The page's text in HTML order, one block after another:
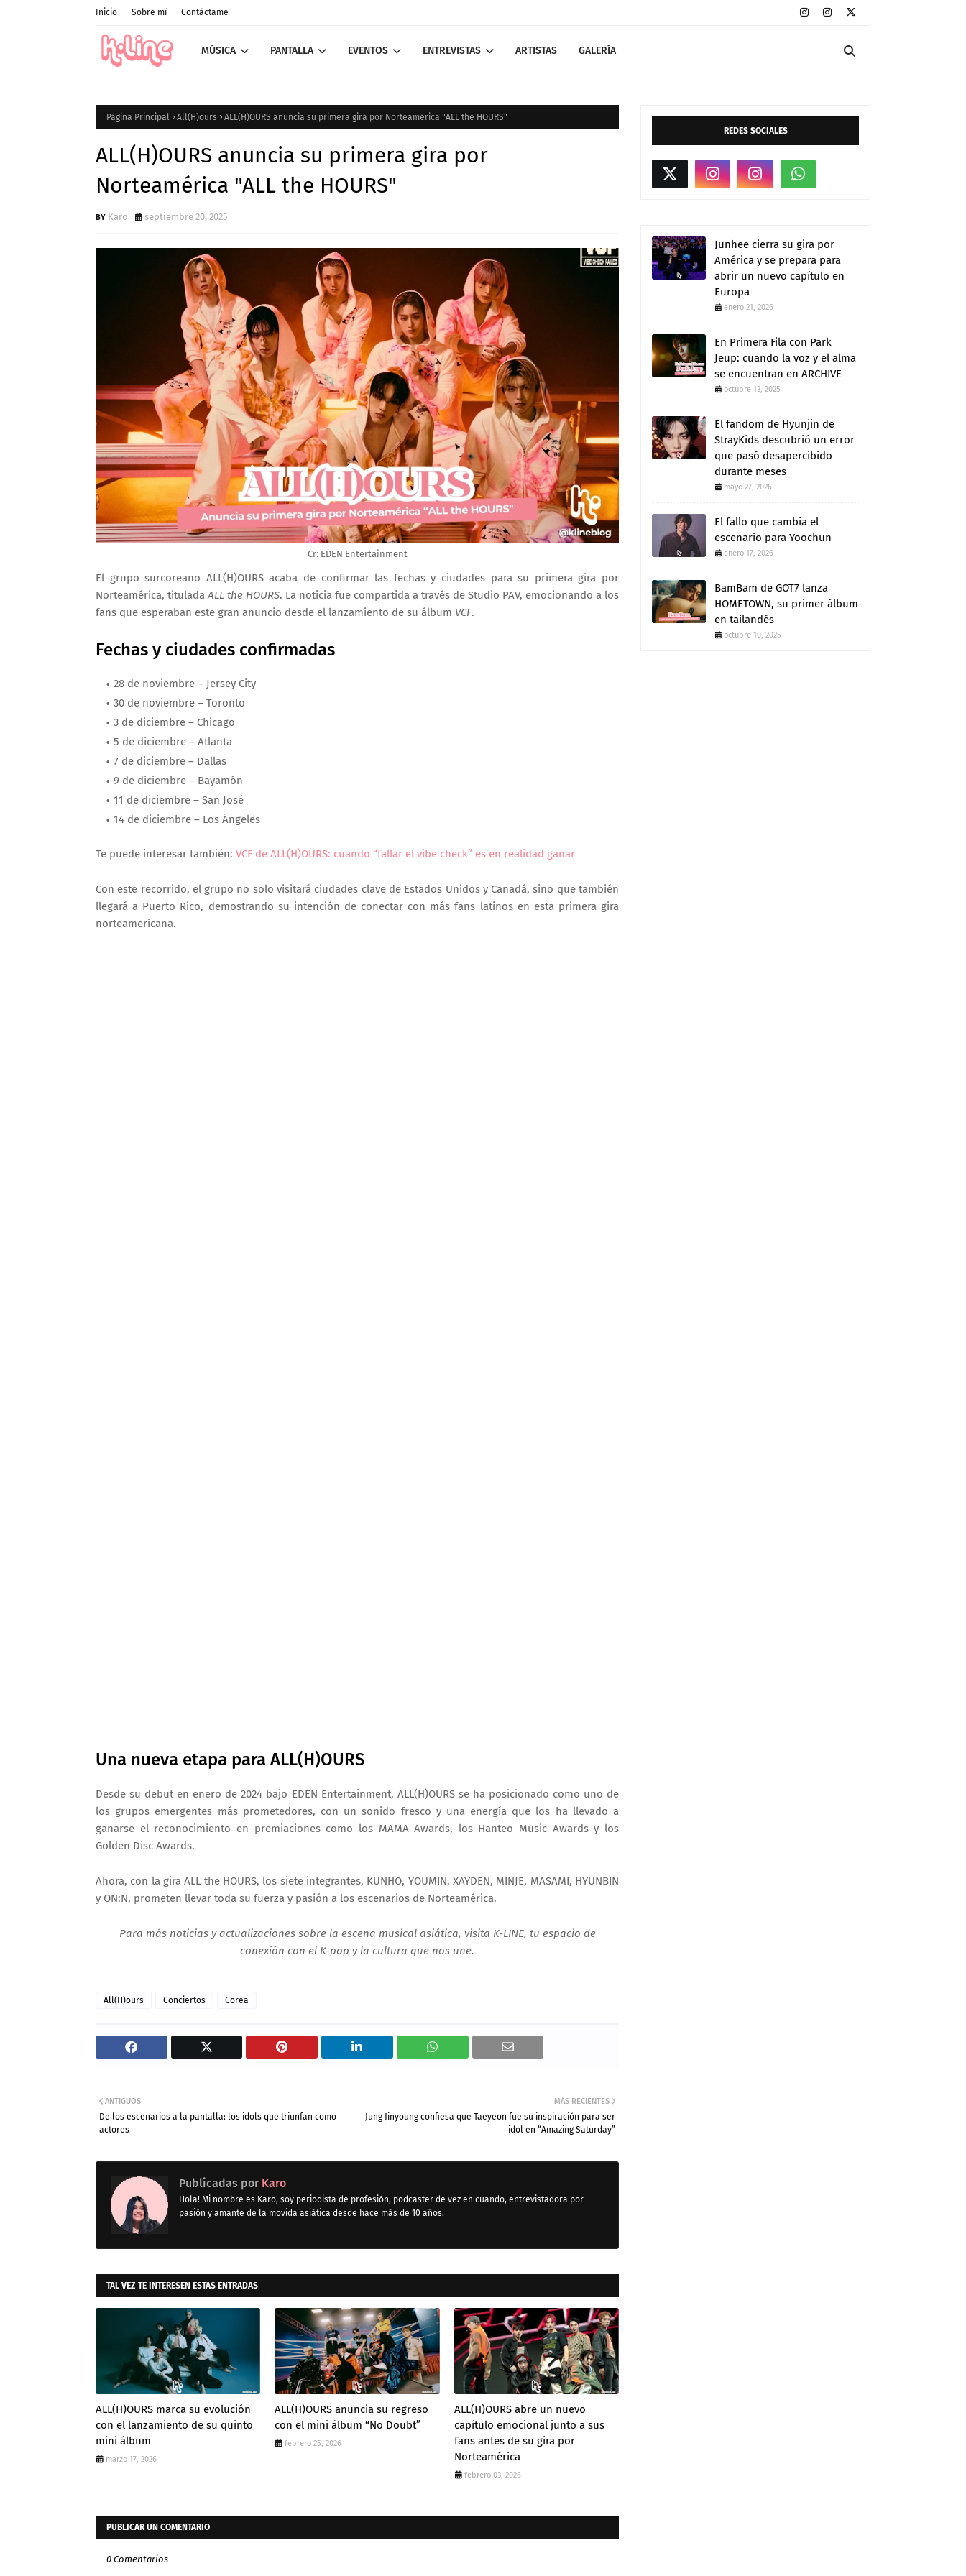
Inicio Sobre mí Contáctame
MÚSICA PANTALLA EVENTOS ENTREVISTAS ARTISTAS GALERÍA
Página Principal All(H)ours ALL(H)OURS anuncia su primera gira por Norteamérica "ALL the HOURS"
ALL(H)OURS anuncia su primera gira por
Norteamérica "ALL the HOURS"
Karo septiembre 20, 2025
Cr: EDEN Entertainment
El grupo surcoreano ALL(H)OURSacaba de confirmar las fechas y ciudades para su primera gira por
Norteamérica, tituladaALL the HOURS. La noticia fue compartida a través de Studio PAV, emocionando a los
fans que esperaban este gran anuncio desde el lanzamiento de su álbum VCF.
Fechas y ciudades confirmadas
28 de noviembre – Jersey City
30 de noviembre – Toronto
3 de diciembre – Chicago
5 de diciembre – Atlanta
7 de diciembre – Dallas
9 de diciembre – Bayamón
11 de diciembre – San José
14 de diciembre – Los Ángeles
Te puede interesar también: VCF de ALL(H)OURS: cuando “fallar el vibe check” es en realidad ganar
Con este recorrido, el grupo no solo visitará ciudades clave de Estados Unidos y Canadá, sino que también
llegará a Puerto Rico, demostrando su intención de conectar con más fans latinos en esta primera gira
norteamericana.
Una nueva etapa para ALL(H)OURS
Desde su debut en enero de 2024 bajo EDEN Entertainment, ALL(H)OURS se ha posicionado como uno de
los grupos emergentes más prometedores, con un sonido fresco y una energía que los ha llevado a
ganarse el reconocimiento en premiaciones como los MAMA Awards, los Hanteo Music Awardsy los
Golden Disc Awards.
Ahora, con la giraALL the HOURS, los siete integrantes, KUNHO, YOUMIN, XAYDEN, MINJE, MASAMI, HYUNBIN
y ON:N, prometen llevar toda su fuerza y pasión a los escenarios de Norteamérica.
Para más noticias y actualizaciones sobre la escena musical asiática, visita K-LINE, tu espacio de
conexión con el K-pop y la cultura que nos une.
All(H)ours Conciertos Corea
MÁS RECIENTES
Jung Jinyoung confiesa que Taeyeon fue su inspiración para ser
idol en “Amazing Saturday”
ANTIGUOS
De los escenarios a la pantalla: los idols que triunfan como
actores
Publicadas por Karo
Hola! Mi nombre es Karo, soy periodista de profesión, podcaster de vez en cuando, entrevistadora por
pasión y amante de la movida asiática desde hace más de 10 años.
TAL VEZ TE INTERESEN ESTAS ENTRADAS
ALL(H)OURS marca su evolución
con el lanzamiento de su quinto
mini álbum
marzo 17, 2026
ALL(H)OURS anuncia su regreso
con el mini álbum “No Doubt”
febrero 25, 2026
ALL(H)OURS abre un nuevo
capítulo emocional junto a sus
fans antes de su gira por
Norteamérica
febrero 03, 2026
PUBLICAR UN COMENTARIO
0 Comentarios
REDES SOCIALES
Junhee cierra su gira por
América y se prepara para
abrir un nuevo capítulo en
Europa
enero 21, 2026
En Primera Fila con Park
Jeup: cuando la voz y el alma
se encuentran en ARCHIVE
octubre 13, 2025
El fandom de Hyunjin de
StrayKids descubrió un error
que pasó desapercibido
durante meses
mayo 27, 2026
El fallo que cambia el
escenario para Yoochun
enero 17, 2026
BamBam de GOT7 lanza
HOMETOWN, su primer álbum
en tailandés
octubre 10, 2025